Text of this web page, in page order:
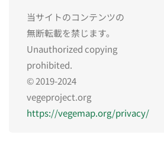
当サイトのコンテンツの
無断転載を禁じます。
Unauthorized copying
prohibited.
© 2019-2024
vegeproject.org
https://vegemap.org/privacy/